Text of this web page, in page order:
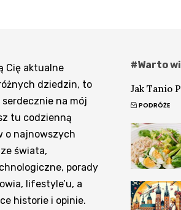
Cię aktualne
dziedzin, to
serdecznie na mój
tu codzienną
o najnowszych
świata,
porady
lifestyle’u, a
historie i opinie.
#Warto
Jak Tanio
PODRÓŻE